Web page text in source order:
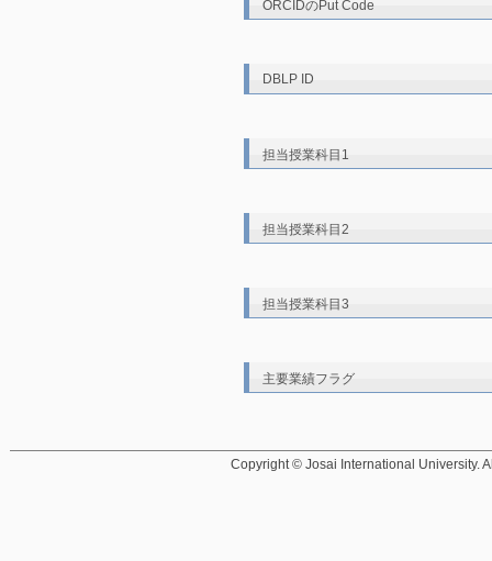
ORCIDのPut Code
DBLP ID
担当授業科目1
担当授業科目2
担当授業科目3
主要業績フラグ